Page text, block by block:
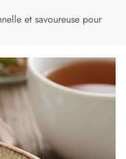
et savoureuse pour